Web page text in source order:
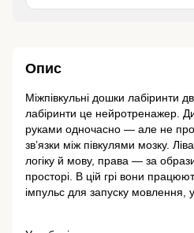
Опис
Міжпівкульні дошки лабіринти
лабіринти це нейротренажер.
руками одночасно — але не
зв’язки між півкулями мозку.
логіку й мову, права — за
просторі. В цій грі вони
імпульс для запуску мовлення,